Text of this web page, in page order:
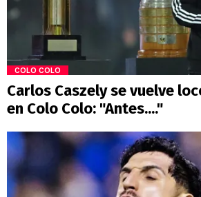
COLO COLO
Carlos Caszely se vuelve
en Colo Colo: "Antes...."